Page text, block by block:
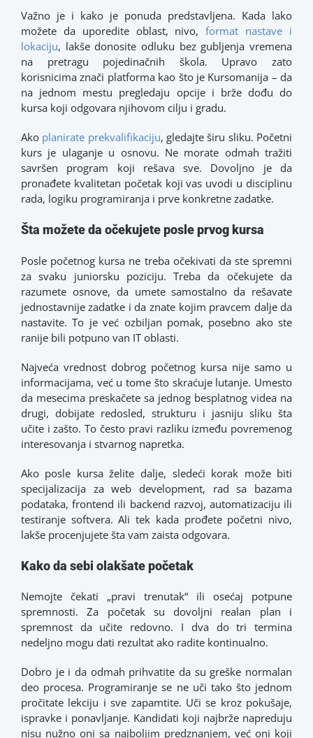
Važno je i kako je ponuda predstavljena. Kada lako
možete da uporedite oblast, nivo,format nastave i
lokaciju, lakše donosite odluku bez gubljenja vremena
na pretragu pojedinačnih škola. Upravo zato
korisnicima znači platforma kao što je Kursomanija – da
na jednom mestu pregledaju opcije i brže dođu do
kursa koji odgovara njihovom cilju i gradu.
Ako planirate prekvalifikaciju, gledajte širu sliku. Početni
kurs je ulaganje u osnovu. Ne morate odmah tražiti
savršen program koji rešava sve. Dovoljno je da
pronađete kvalitetan početak koji vas uvodi u disciplinu
rada, logiku programiranja i prve konkretne zadatke.
Šta možete da očekujete posle prvog kursa
Posle početnog kursa ne treba očekivati da ste spremni
za svaku juniorsku poziciju. Treba da očekujete da
razumete osnove, da umete samostalno da rešavate
jednostavnije zadatke i da znate kojim pravcem dalje da
nastavite. To je već ozbiljan pomak, posebno ako ste
ranije bili potpuno van IT oblasti.
Najveća vrednost dobrog početnog kursa nije samo u
informacijama, već u tome što skraćuje lutanje. Umesto
da mesecima preskačete sa jednog besplatnog videa na
drugi, dobijate redosled, strukturu i jasniju sliku šta
učite i zašto. To često pravi razliku između povremenog
interesovanja i stvarnog napretka.
Ako posle kursa želite dalje, sledeći korak može biti
specijalizacija za web development, rad sa bazama
podataka, frontend ili backend razvoj, automatizaciju ili
testiranje softvera. Ali tek kada prođete početni nivo,
lakše procenjujete šta vam zaista odgovara.
Kako da sebi olakšate početak
Nemojte čekati „pravi trenutak“ ili osećaj potpune
spremnosti. Za početak su dovoljni realan plan i
spremnost da učite redovno. I dva do tri termina
nedeljno mogu dati rezultat ako radite kontinualno.
Dobro je i da odmah prihvatite da su greške normalan
deo procesa. Programiranje se ne uči tako što jednom
pročitate lekciju i sve zapamtite. Uči se kroz pokušaje,
ispravke i ponavljanje. Kandidati koji najbrže napreduju
nisu nužno oni sa najboljim predznanjem, već oni koji